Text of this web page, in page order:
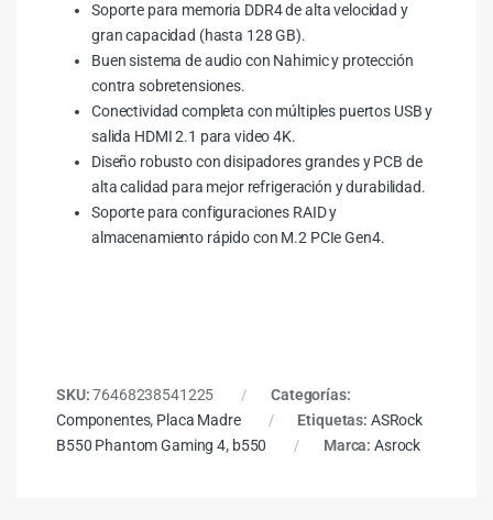
Soporte para memoria DDR4 de alta velocidad y
gran capacidad (hasta 128 GB).
Buen sistema de audio con Nahimic y protección
contra sobretensiones.
Conectividad completa con múltiples puertos USB y
salida HDMI 2.1 para video 4K.
Diseño robusto con disipadores grandes y PCB de
alta calidad para mejor refrigeración y durabilidad.
Soporte para configuraciones RAID y
almacenamiento rápido con M.2 PCIe Gen4.
SKU:76468238541225
Categorías:
Componentes, Placa Madre Etiquetas: ASRock
B550 Phantom Gaming 4, b550 Marca: Asrock